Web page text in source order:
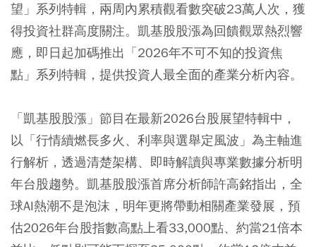
望」系列特輯，兩周內累積觀看數突破23萬人次，獲
得投資社群高度關注。凱基股股漲為回饋觀眾熱烈響
應，即日起加碼推出「2026年不可不知的投資焦
點」系列特輯，提供投資人最全面的產業分析內容。
「凱基股股漲」節目在最新2026台股展望特輯中，
以「行情續燃長多火、利率與選舉定風波」為主軸進
行解析，透過清楚架構、即時解讀與專業數據分析明
年台股趨勢。凱基股股漲首席分析師許高銘指出，全
球AI熱潮不是泡沫，明年更將帶動相關產業發展，預
估2026年台股指數高點上看33,000點、約當21倍本